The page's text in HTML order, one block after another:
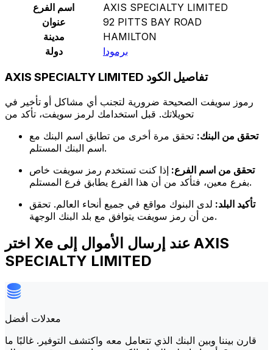
اسم الفرع
AXIS SPECIALTY LIMITED
عنوان
92 PITTS BAY ROAD
مدينة
HAMILTON
دولة
برمودا
AXIS SPECIALTY LIMITED تفاصيل الكود
رموز سويفت الصحيحة ضرورية لتجنب أي مشاكل أو تأخير في
تحويلاتك. قبل استخدامك لرمز سويفت، تأكد من
تحقق من البنك: تحقق مرة أخرى من تطابق اسم البنك مع
اسم البنك المستلم.
تحقق من اسم الفرع: إذا كنت تستخدم رمز سويفت خاص
بفرع معين، فتأكد من أن هذا الفرع يطابق فرع المستلم.
تأكيد البلد: لدى البنوك مواقع في جميع أنحاء العالم. تحقق
من أن رمز سويفت يتوافق مع بلد البنك الوجهة.
اختر Xe عند إرسال الأموال إلى AXIS
SPECIALTY LIMITED
معدلات أفضل
قارن بيننا وبين البنك الذي تتعامل معه واكتشف التوفير. غالبًا ما